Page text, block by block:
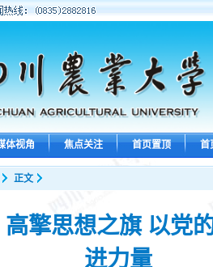
体视角 焦点关注 首页置顶 首
正文
高擎思想之旗 以党
进力量